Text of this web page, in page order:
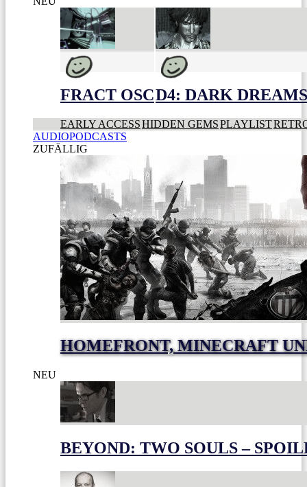
FRACT OSCD4: DARK
EARLY ACCESSHIDDEN GEMSPLAYLIST
AUDIOPODCASTS
ZUFÄLLIG
HOMEFRONT, MINECRAFT
NEU
BEYOND: TWO SOULS –